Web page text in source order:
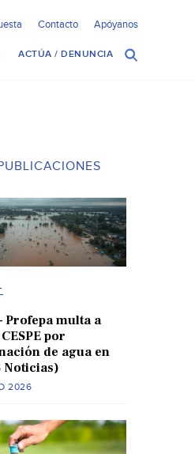
Contacto Apóyanos
ACTÚA / DENUNCIA
Profepa multa a
por
de agua en
Noticias)
2026